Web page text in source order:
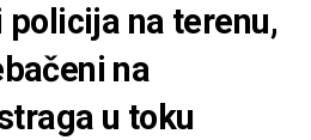
na terenu,
na
u toku